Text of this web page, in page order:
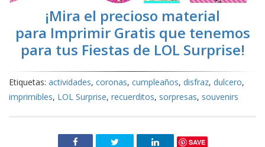
¡Mira el precioso material
para Imprimir Gratis que tenemos
para tus Fiestas de LOL Surprise!
Etiquetas: actividades, coronas, cumpleaños, disfraz, dulcero,
imprimibles, LOL Surprise, recuerditos, sorpresas, souvenirs
SAVE